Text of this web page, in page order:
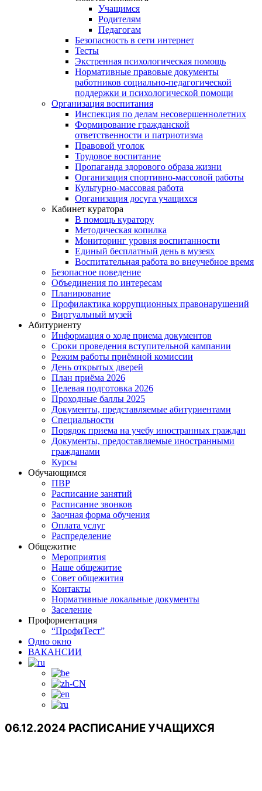
Учащимся
Родителям
Педагогам
Безопасность в сети интернет
Тесты
Экстренная психологическая помощь
Нормативные правовые документы
работников социально-педагогической
поддержки и психологической помощи
Организация воспитания
Инспекция по делам несовершеннолетних
Формирование гражданской
ответственности и патриотизма
Правовой уголок
Трудовое воспитание
Пропаганда здорового образа жизни
Организация спортивно-массовой работы
Культурно-массовая работа
Организация досуга учащихся
Кабинет куратора
В помощь куратору
Методическая копилка
Мониторинг уровня воспитанности
Единый бесплатный день в музеях
Воспитательная работа во внеучебное время
Безопасное поведение
Объединения по интересам
Планирование
Профилактика коррупционных правонарушений
Виртуальный музей
Абитуриенту
Информация о ходе приема документов
Сроки проведения вступительной кампании
Режим работы приёмной комиссии
День открытых дверей
План приёма 2026
Целевая подготовка 2026
Проходные баллы 2025
Документы, представляемые абитуриентами
Специальности
Порядок приема на учебу иностранных граждан
Документы, предоставляемые иностранными
гражданами
Курсы
Обучающимся
ПВР
Расписание занятий
Расписание звонков
Заочная форма обучения
Оплата услуг
Распределение
Общежитие
Мероприятия
Наше общежитие
Совет общежития
Контакты
Нормативные локальные документы
Заселение
Профориентация
“ПрофиТест”
Одно окно
ВАКАНСИИ
06.12.2024 РАСПИСАНИЕ УЧАЩИХСЯ